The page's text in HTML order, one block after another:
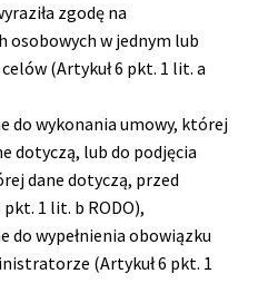
zgodę na
osobowych w jednym lub
(Artykuł 6 pkt. 1 lit. a
do wykonania umowy, której
dotyczą, lub do podjęcia
dane dotyczą, przed
1 lit. b RODO),
do wypełnienia obowiązku
(Artykuł 6 pkt. 1